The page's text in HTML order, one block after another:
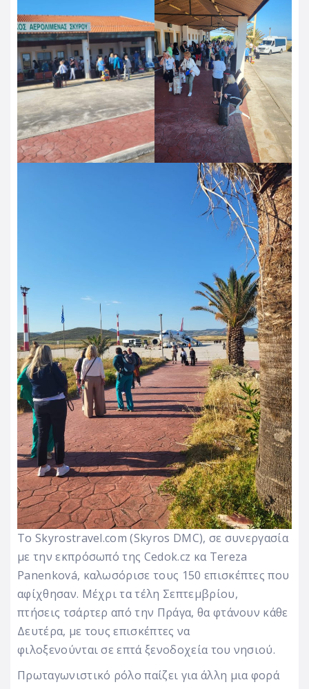
Το Skyrostravel.com (Skyros DMC), σε συνεργασία
με την εκπρόσωπό της Cedok.cz κα Tereza
Panenková, καλωσόρισε τους 150 επισκέπτες που
αφίχθησαν. Μέχρι τα τέλη Σεπτεμβρίου,
πτήσεις τσάρτερ από την Πράγα, θα φτάνουν κάθε
Δευτέρα, με τους επισκέπτες να
φιλοξενούνται σε επτά ξενοδοχεία του νησιού.
Πρωταγωνιστικό ρόλο παίζει για άλλη μια φορά